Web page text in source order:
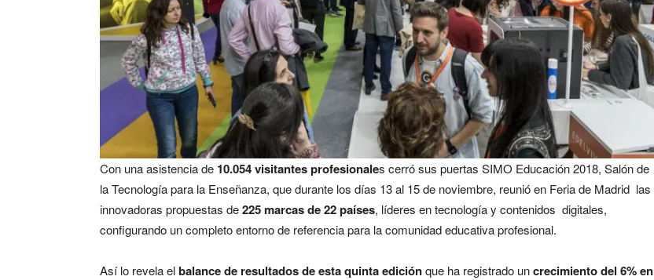
Con una asistencia de 10.054 visitantes profesionales cerró sus puertas SIMO Educación 2018, Salón de
la Tecnología para la Enseñanza, que durante los días 13 al 15 de noviembre, reunió en Feria de Madrid las
innovadoras propuestas de225 marcas de 22 países, líderes en tecnología y contenidos digitales,
configurando un completo entorno de referencia para la comunidad educativa profesional.
Así lo revela elbalance de resultados de esta quinta ediciónque ha registrado uncrecimiento del 6% en